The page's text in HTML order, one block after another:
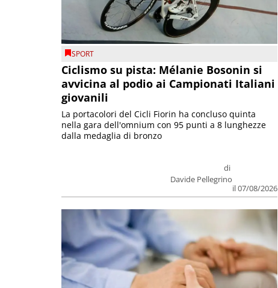
SPORT
Ciclismo su pista: Mélanie Bosonin si
avvicina al podio ai Campionati Italiani
giovanili
di
Davide Pellegrino
il 07/08/2026
La portacolori del Cicli Fiorin ha concluso quinta
nella gara dell'omnium con 95 punti a 8 lunghezze
dalla medaglia di bronzo